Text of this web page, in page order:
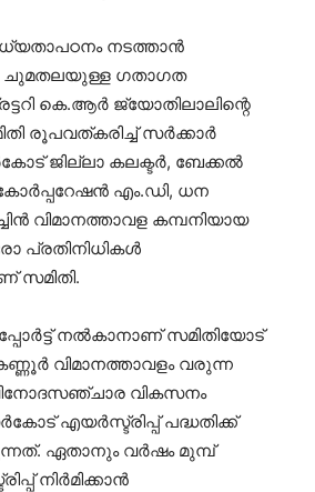
നടത്താന്‍
ചുമതലയുള്ള ഗതാഗത
കെ.ആര്‍ ജ്യോതിലാലിന്റെ
രൂപവത്കരിച്ച് സര്‍ക്കാര്‍
ജില്ലാ കലക്ടര്‍, ബേക്കല്‍
എം.ഡി, ധന
വിമാനത്താവള കമ്പനിയായ
പ്രതിനിധികള്‍
സമിതി.
നല്‍കാനാണ് സമിതിയോട്
കണ്ണൂര്‍ വിമാനത്താവളം വരുന്ന
വികസനം
എയര്‍സ്ട്രിപ്പ് പദ്ധതിക്ക്
ഏതാനും വര്‍ഷം മുമ്പ്
നിര്‍മിക്കാന്‍